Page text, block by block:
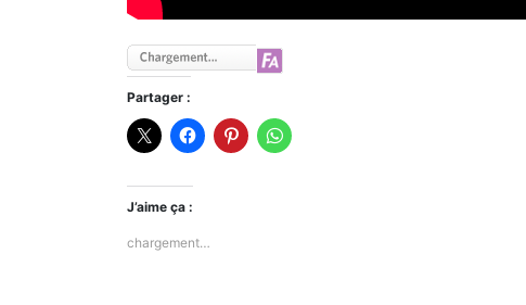
Partager :
J’aime ça :
chargement…